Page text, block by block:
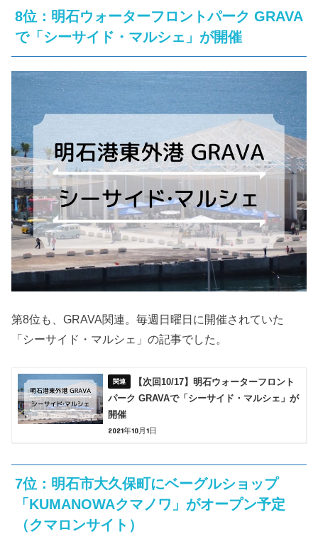
8位：明石ウォーターフロントパーク GRAVA
で「シーサイド・マルシェ」が開催
第8位も、GRAVA関連。毎週日曜日に開催されていた
「シーサイド・マルシェ」の記事でした。
【次回10/17】明石ウォーターフロント
パーク GRAVAで「シーサイド・マルシェ」が
開催
2021年10月1日
7位：明石市大久保町にベーグルショップ
「KUMANOWAクマノワ」がオープン予定
（クマロンサイト）